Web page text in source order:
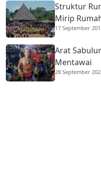
Struktur
Mirip
17 September
Arat
Mentawai
28 September